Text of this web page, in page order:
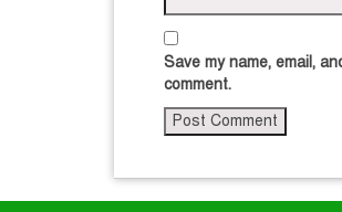
Save my name, email,
comment.